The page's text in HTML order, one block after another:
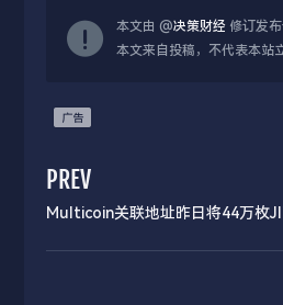
本文由 @决策财经 修订发
本文来自投稿，不代表本
PREV
Multicoin关联地址昨日将44万枚